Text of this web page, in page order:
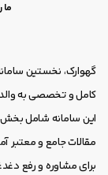
گهوارک، نخستین
کامل و تخصصی به
این سامانه شامل
مقالات جامع و
برای مشاوره و رفع